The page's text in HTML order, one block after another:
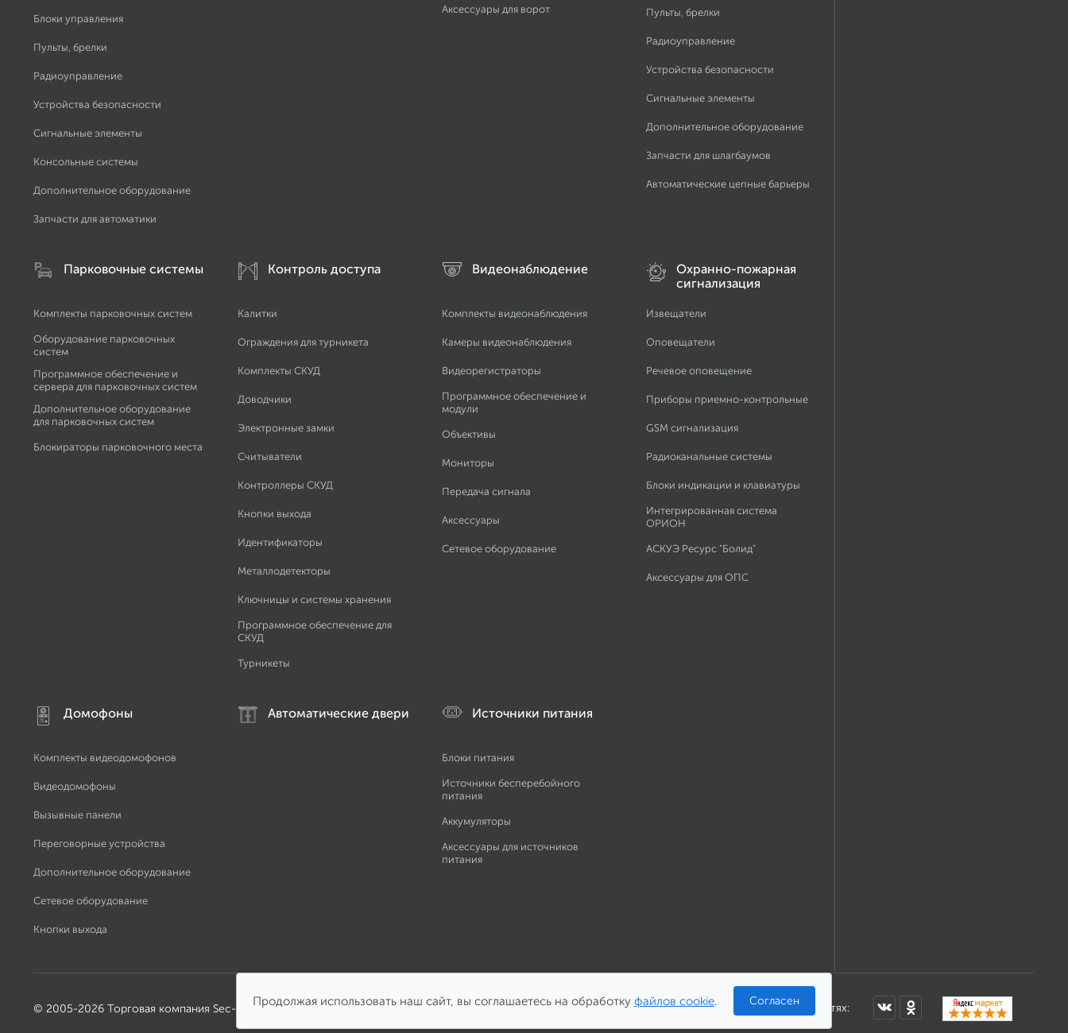
Блоки управления
Пульты, брелки
Радиоуправление
Устройства безопасности
Сигнальные элементы
Консольные системы
Дополнительное оборудование
Запчасти для автоматики
Аксессуары для ворот Пульты, брелки
Радиоуправление
Устройства безопасности
Сигнальные элементы
Дополнительное оборудование
Запчасти для шлагбаумов
Автоматические цепные барьеры
Парковочные системы
Комплекты парковочных систем
Оборудование парковочных
систем
Программное обеспечение и
сервера для парковочных систем
Дополнительное оборудование
для парковочных систем
Блокираторы парковочного места
Контроль доступа
Калитки
Ограждения для турникета
Комплекты СКУД
Доводчики
Электронные замки
Считыватели
Контроллеры СКУД
Кнопки выхода
Идентификаторы
Металлодетекторы
Ключницы и системы хранения
Программное обеспечение для
СКУД
Турникеты
Видеонаблюдение
Комплекты видеонаблюдения
Камеры видеонаблюдения
Видеорегистраторы
Программное обеспечение и
модули
Объективы
Мониторы
Передача сигнала
Аксессуары
Сетевое оборудование
Охранно-пожарная
сигнализация
Извещатели
Оповещатели
Речевое оповещение
Приборы приемно-контрольные
GSM сигнализация
Радиоканальные системы
Блоки индикации и клавиатуры
Интегрированная система
ОРИОН
АСКУЭ Ресурс "Болид"
Аксессуары для ОПС
Домофоны
Комплекты видеодомофонов
Видеодомофоны
Вызывные панели
Переговорные устройства
Дополнительное оборудование
Сетевое оборудование
Кнопки выхода
Автоматические двери Источники питания
Блоки питания
Источники бесперебойного
питания
Аккумуляторы
Аксессуары для источников
питания
© 2005-2026 Торговая компания Sec-Group Способы оплаты: Мы в соцсетях:
Продолжая использовать наш сайт, вы соглашаетесь на обработку файлов cookie. Согласен